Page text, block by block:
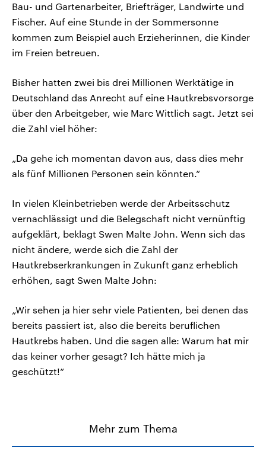
Bau- und Gartenarbeiter, Briefträger, Landwirte und
Fischer. Auf eine Stunde in der Sommersonne
kommen zum Beispiel auch Erzieherinnen, die Kinder
im Freien betreuen.
Bisher hatten zwei bis drei Millionen Werktätige in
Deutschland das Anrecht auf eine Hautkrebsvorsorge
über den Arbeitgeber, wie Marc Wittlich sagt. Jetzt sei
die Zahl viel höher:
„Da gehe ich momentan davon aus, dass dies mehr
als fünf Millionen Personen sein könnten.“
In vielen Kleinbetrieben werde der Arbeitsschutz
vernachlässigt und die Belegschaft nicht vernünftig
aufgeklärt, beklagt Swen Malte John. Wenn sich das
nicht ändere, werde sich die Zahl der
Hautkrebserkrankungen in Zukunft ganz erheblich
erhöhen, sagt Swen Malte John:
„Wir sehen ja hier sehr viele Patienten, bei denen das
bereits passiert ist, also die bereits beruflichen
Hautkrebs haben. Und die sagen alle: Warum hat mir
das keiner vorher gesagt? Ich hätte mich ja
geschützt!“
Mehr zum Thema